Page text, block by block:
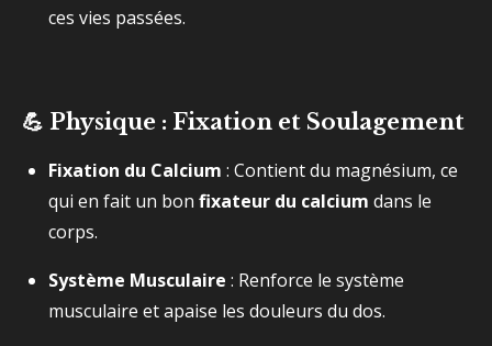
ces vies passées.
💪 Physique : Fixation et Soulagement
Fixation du Calcium : Contient du magnésium, ce
qui en fait un bon fixateur du calcium dans le
corps.
Système Musculaire : Renforce le système
musculaire et apaise les douleurs du dos.